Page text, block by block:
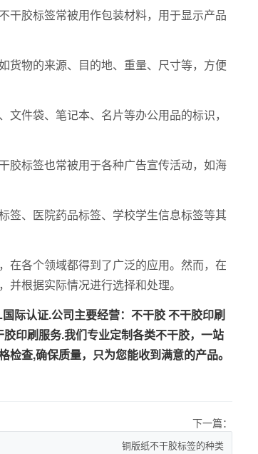
胶标签常被用作包装材料，用于显示产品
物的来源、目的地、重量、尺寸等，方便
件袋、笔记本、名片等办公用品的标识，
标签也常被用于各种广告宣传活动，如海
、医院药品标签、学校学生信息标签等其
各个领域都得到了广泛的应用。然而，在
根据实际情况进行选择和处理。
认证.公司主要经营：不干胶 不干胶印刷
印刷服务.我们专业定制各类不干胶，一站
查,确保质量，只为您能收到满意的产品。
下一篇：
铜版纸不干胶标签的种类